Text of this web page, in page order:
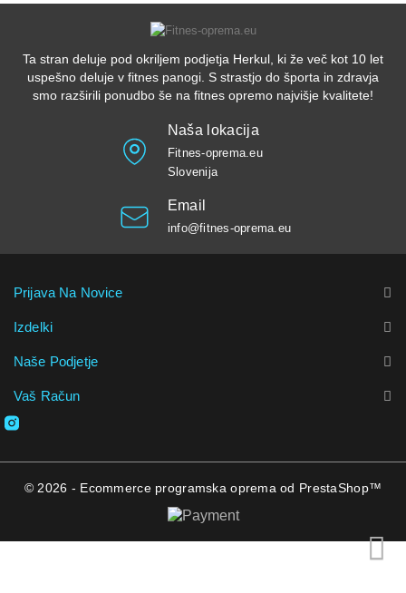
Ta stran deluje pod okriljem podjetja Herkul, ki že več kot 10 let
uspešno deluje v fitnes panogi. S strastjo do športa in zdravja
smo razširili ponudbo še na fitnes opremo najvišje kvalitete!
Naša lokacija
Fitnes-oprema.eu
Slovenija
Email
info@fitnes-oprema.eu
Prijava Na Novice
Izdelki
Naše Podjetje
Vaš Račun
© 2026 - Ecommerce programska oprema od PrestaShop™